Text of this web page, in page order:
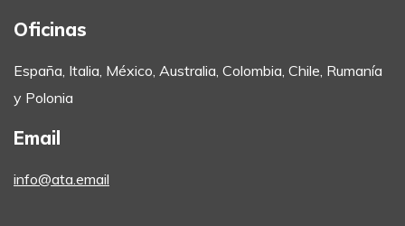
Oficinas
España, Italia, México, Australia, Colombia, Chile, Rumanía
y Polonia
Email
info@ata.email